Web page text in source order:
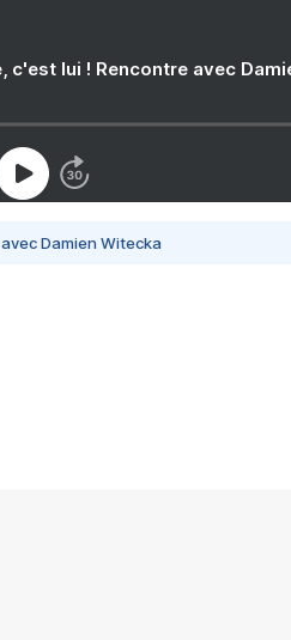
c'est lui ! Rencontre avec
Damien Witecka